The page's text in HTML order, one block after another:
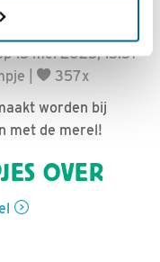
15 mei 2025, 15:57
357x
worden bij
met de merel!
OVER